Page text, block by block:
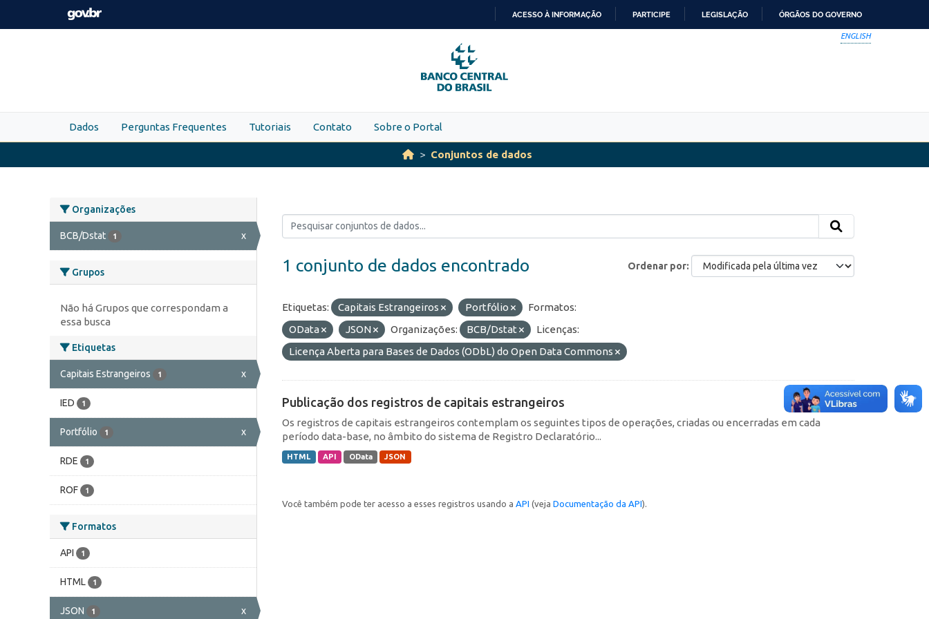
Skip to main content
PARA
O
CONTEÚDO
ACESSO À INFORMAÇÃO PARTICIPE LEGISLAÇÃO ÓRGÃOS DO GOVERNO
ENGLISH
Dados Perguntas Frequentes Tutoriais Contato Sobre o Portal
Conjuntos de dados
Organizações
BCB/Dstat 1 x
Grupos
Não há Grupos que correspondam a
essa busca
Etiquetas
Capitais Estrangeiros 1 x
IED 1
Portfólio 1 x
RDE 1
ROF 1
Formatos
API 1
HTML 1
JSON 1 x
Ordenar por
1 conjunto de dados encontrado
Etiquetas: Capitais Estrangeiros Portfólio
Formatos:
OData
JSON Organizações: BCB/Dstat
Licenças:
Licença Aberta para Bases de Dados (ODbL) do Open Data Commons
Publicação dos registros de capitais estrangeiros
Os registros de capitais estrangeiros contemplam os seguintes tipos de operações, criadas ou encerradas em cada
período data-base, no âmbito do sistema de Registro Declaratório...
HTML API OData JSON
Você também pode ter acesso a esses registros usando a API (veja Documentação da API).